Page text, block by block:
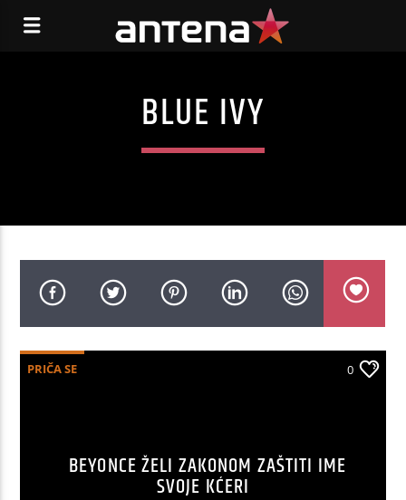
BLUE IVY
PRIČA SE 0
BEYONCE ŽELI ZAKONOM ZAŠTITI IME
SVOJE KĆERI